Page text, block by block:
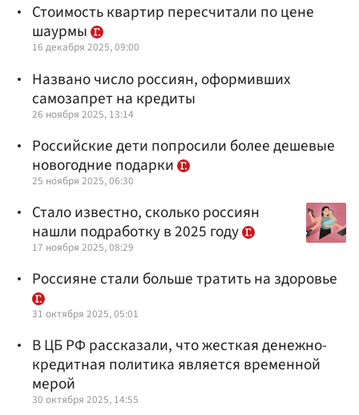
Стоимость квартир пересчитали по цене
шаурмы
16 декабря 2025, 09:00
Названо число россиян, оформивших
самозапрет на кредиты
26 ноября 2025, 13:14
Российские дети попросили более дешевые
новогодние подарки
25 ноября 2025, 06:30
Стало известно, сколько россиян
нашли подработку в 2025 году
17 ноября 2025, 08:29
Россияне стали больше тратить на здоровье
31 октября 2025, 05:01
В ЦБ РФ рассказали, что жесткая денежно-
кредитная политика является временной
мерой
30 октября 2025, 14:55